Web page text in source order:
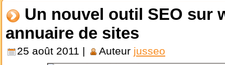
Un nouvel outil SEO sur
annuaire de sites
25 août 2011 | Auteur jusseo